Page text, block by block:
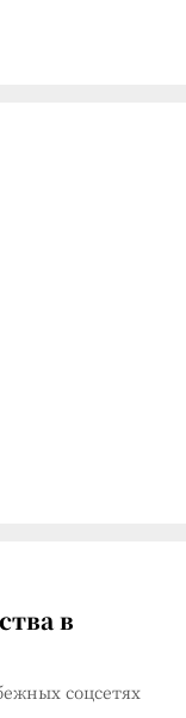
в
соцсетях